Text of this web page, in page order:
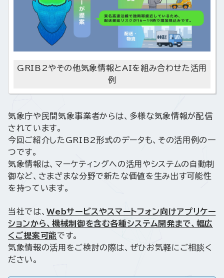
GRIB2やその他気象情報とAIを組み合わせた活用
例
気象庁や民間気象事業者からは、多様な気象情報が配信
されています。
今回ご紹介したGRIB2形式のデータも、その活用例の一
つです。
気象情報は、マーケティングへの活用やシステムの自動制
御など、さまざまな分野で新たな価値を生み出す可能性
を持っています。
当社では、Webサービスやスマートフォン向けアプリケー
ションから、機械制御を含む各種システム開発まで、幅広
くご提案可能です。
気象情報の活用をご検討の際は、ぜひお気軽にご相談く
ださい。